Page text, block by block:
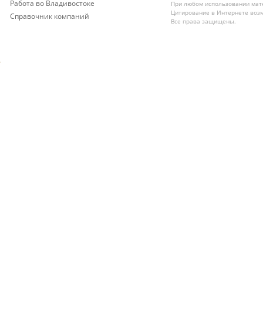
Работа во Владивостоке
Справочник компаний
При любом использовании
Цитирование в Интернете
Все права защищены.